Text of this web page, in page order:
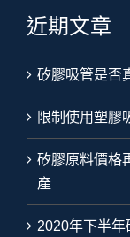
近期文章
矽膠吸管是否
限制使用塑膠
矽膠原料價格
產
2020年下半